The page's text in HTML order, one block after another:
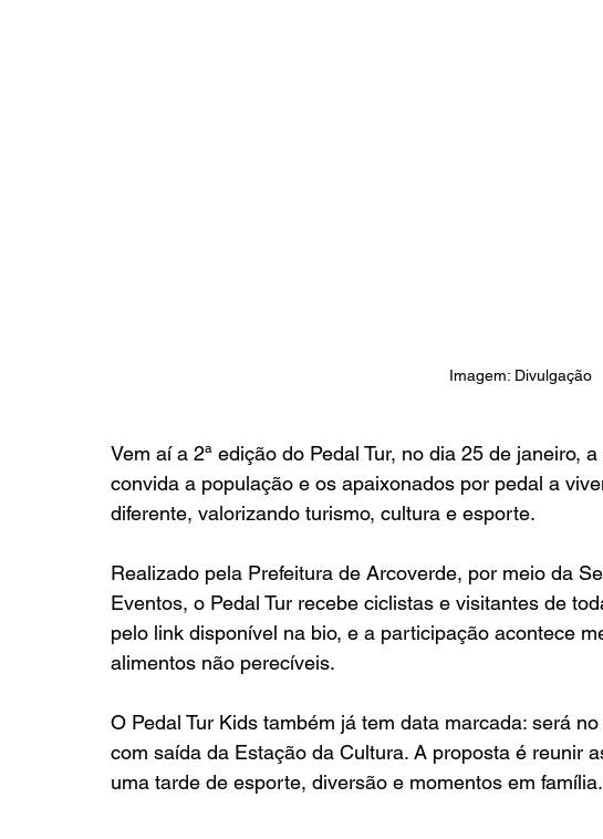
Imagem: Divulgação
Vem aí a 2ª edição do Pedal Tur, no dia 25 de janeiro,
convida a população e os apaixonados por pedal a
diferente, valorizando turismo, cultura e esporte.
Realizado pela Prefeitura de Arcoverde, por meio da
Eventos, o Pedal Tur recebe ciclistas e visitantes de
pelo link disponível na bio, e a participação acontece
alimentos não perecíveis.
O Pedal Tur Kids também já tem data marcada: será
com saída da Estação da Cultura. A proposta é reunir
uma tarde de esporte, diversão e momentos em família.